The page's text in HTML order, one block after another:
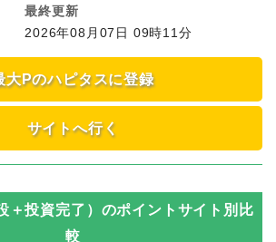
最終更新
2026年08月07日 09時11分
大Pのハピタスに登録
サイトへ行く
＋投資完了） のポイントサイト別比
較